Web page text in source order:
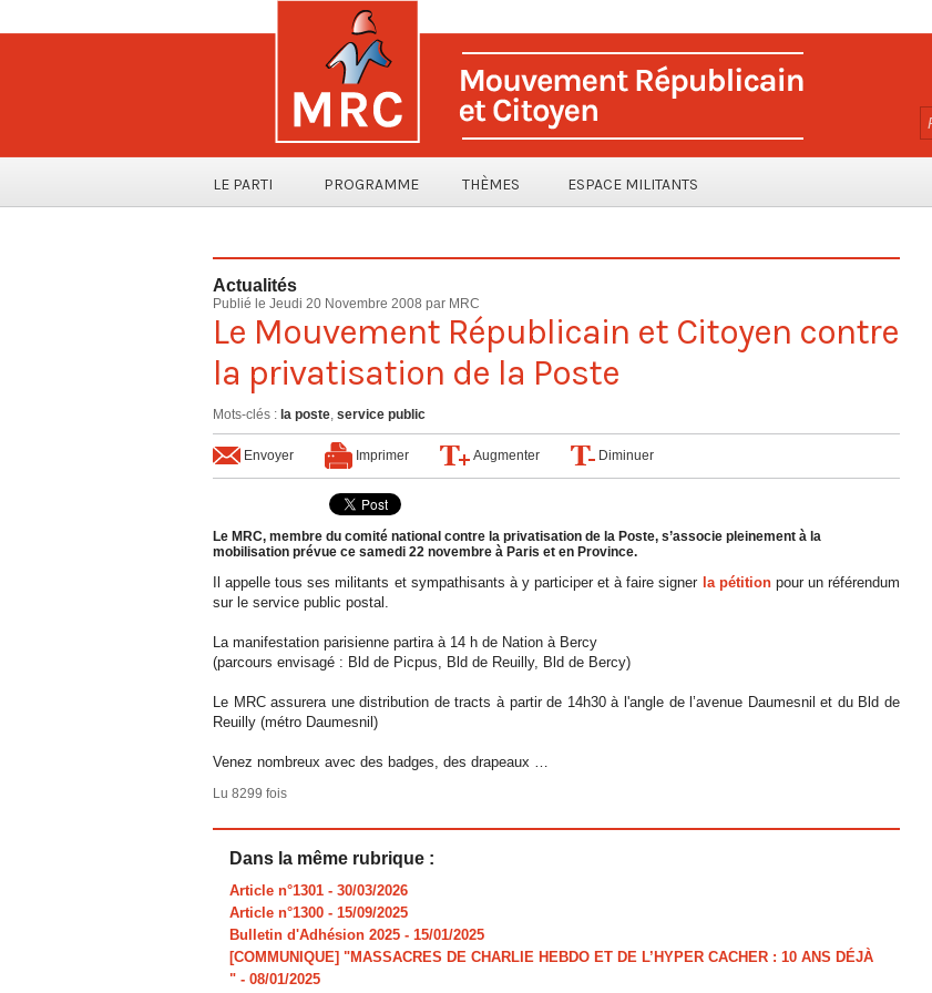
LE PARTI PROGRAMME THÈMES ESPACE MILITANTS
Actualités
Publié le Jeudi 20 Novembre 2008 par MRC
Le Mouvement Républicain et Citoyen contre
la privatisation de la Poste
Mots-clés : la poste, service public
Envoyer Imprimer Augmenter Diminuer
Le MRC, membre du comité national contre la privatisation de la Poste, s’associe pleinement à la
mobilisation prévue ce samedi 22 novembre à Paris et en Province.
Il appelle tous ses militants et sympathisants à y participer et à faire signer la pétitionpour un référendum
sur le service public postal.
La manifestation parisienne partira à 14 h de Nation à Bercy
(parcours envisagé : Bld de Picpus, Bld de Reuilly, Bld de Bercy)
Le MRC assurera une distribution de tracts à partir de 14h30 à l'angle de l’avenue Daumesnil et du Bld de
Reuilly (métro Daumesnil)
Venez nombreux avec des badges, des drapeaux …
Lu 8299 fois
Dans la même rubrique :
Article n°1301 - 30/03/2026
Article n°1300 - 15/09/2025
Bulletin d'Adhésion 2025 - 15/01/2025
[COMMUNIQUE] "MASSACRES DE CHARLIE HEBDO ET DE L’HYPER CACHER : 10 ANS DÉJÀ
" - 08/01/2025